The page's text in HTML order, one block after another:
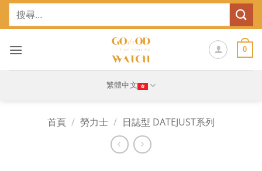
Skip
鍵
0
繁體中文
首頁 / 勞力士 / 日誌型 DATEJUST系列